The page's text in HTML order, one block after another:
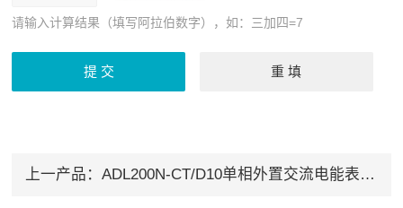
请输入计算结果（填写阿拉伯数字），如：三加四=7
上一产品： ADL200N-CT/D10单相外置交流电能表80A